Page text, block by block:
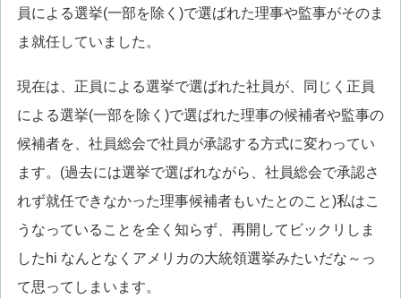
員による選挙(一部を除く)で選ばれた理事や監事がそのま
ま就任していました。
現在は、正員による選挙で選ばれた社員が、同じく正員
による選挙(一部を除く)で選ばれた理事の候補者や監事の
候補者を、社員総会で社員が承認する方式に変わってい
ます。(過去には選挙で選ばれながら、社員総会で承認さ
れず就任できなかった理事候補者もいたとのこと)私はこ
うなっていることを全く知らず、再開してビックリしま
したhi なんとなくアメリカの大統領選挙みたいだな～っ
て思ってしまいます。